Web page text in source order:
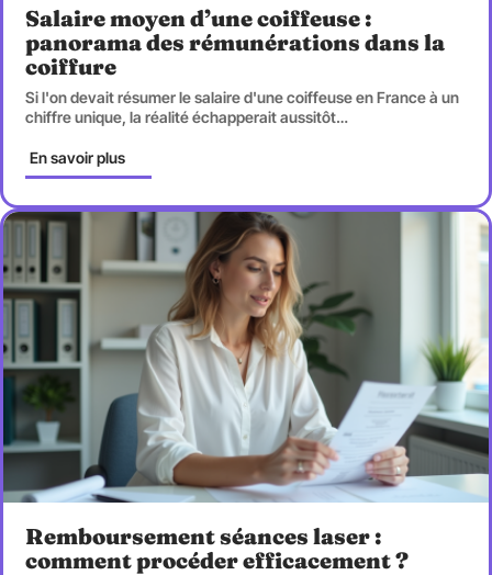
Salaire moyen d’une coiffeuse :
panorama des rémunérations dans la
coiffure
Si l'on devait résumer le salaire d'une coiffeuse en France à un
chiffre unique, la réalité échapperait aussitôt…
En savoir plus
Remboursement séances laser :
comment procéder efficacement ?